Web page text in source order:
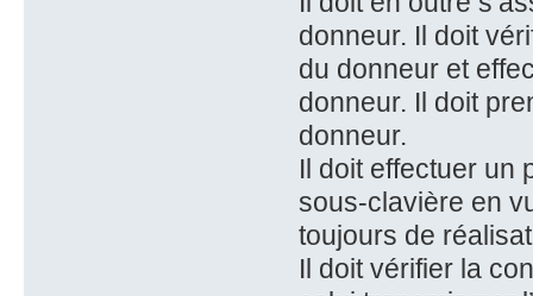
donneur. Il doit
du donneur et
donneur. Il doit
donneur.
Il doit effectuer un
sous-clavière en
toujours de
Il doit vérifier la